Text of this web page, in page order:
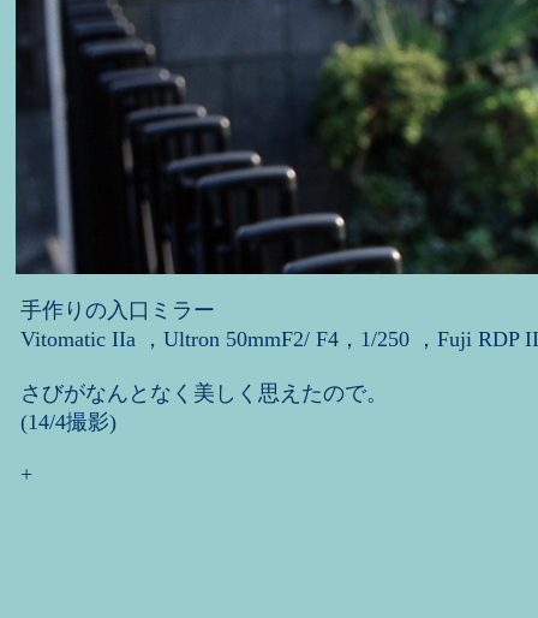
手作りの入口ミラー
Vitomatic IIa ，Ultron 50mmF2/ F4，1/250 ，Fuji RDP
さびがなんとなく美しく思えたので。
(14/4撮影)
+